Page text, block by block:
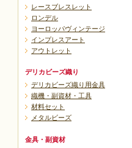
レースブレスレット
ロンデル
ヨーロッパヴィンテージ
インプレスアート
アウトレット
デリカビーズ織り
デリカビーズ織り用金具
織機・副資材・工具
材料セット
メタルビーズ
金具・副資材